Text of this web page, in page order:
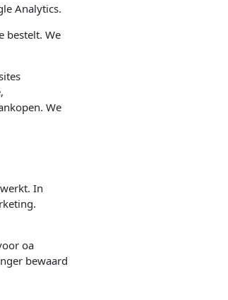
Analytics.
bestelt. We
We
In
oa
bewaard